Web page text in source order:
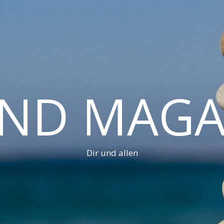
Dir und allen